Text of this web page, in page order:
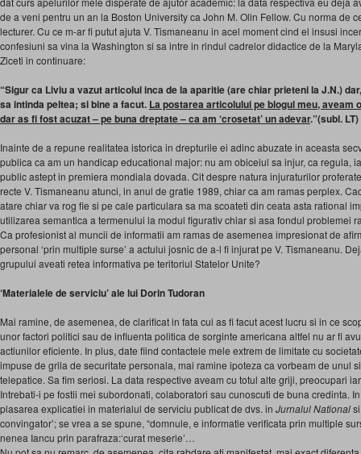
de a veni pentru un an la Boston University ca John M. Olin Fellow. Cu norma de
lecturer. Cu ce m-ar fi putut ajuta V. Tismaneanu in acel moment cind el insusi
confesiuni sa vina la Washington si sa intre in rindul cadrelor didactice de la
Ziceti in continuare:
“Sigur ca Liviu a vazut articolul inca de la aparitie (are chiar prieteni la J.N.)
sa intinda peltea; si bine a facut. La postarea articolului pe blogul meu, aveam
dar as fi fost acuzat – pe buna dreptate – ca am ‘crosetat’ un adevar.”(subl. LT)
Inainte de a repune realitatea istorica in drepturile ei adinc abuzate in aceasta
publica ca am un handicap educational major: nu am obiceiul sa injur, ca regula,
public astept in premiera mondiala dovada. Cit despre natura injuraturilor
recte V. Tismaneanu atunci, in anul de gratie 1989, chiar ca am ramas perplex.
atare chiar va rog fie si pe cale particulara sa ma scoateti din ceata asta rational
utilizarea semantica a termenului la modul figurativ chiar si asa fondul problemei
Ca profesionist al muncii de informatii am ramas de asemenea impresionat de
personal ‘prin multiple surse’ a actului josnic de a-l fi injurat pe V. Tismaneanu.
grupului aveati retea informativa pe teritoriul Statelor Unite?
‘Materialele de serviciu’ ale lui Dorin Tudoran
Mai ramine, de asemenea, de clarificat in fata cui as fi facut acest lucru si in ce
unor factori politici sau de influenta politica de sorginte americana altfel nu ar fi
actiunilor eficiente. In plus, date fiind contactele mele extrem de limitate cu
impuse de grila de securitate personala, mai ramine ipoteza ca vorbeam de unul
telepatice. Sa fim seriosi. La data respective aveam cu totul alte griji, preocupari
Intrebati-i pe fostii mei subordonati, colaboratori sau cunoscuti de buna credinta.
plasarea explicatiei in materialul de serviciu publicat de dvs. in Jurnalul National
convingator’; se vrea a se spune, “domnule, e informatie verificata prin multiple
nenea Iancu prin parafraza:‘curat meserie’…